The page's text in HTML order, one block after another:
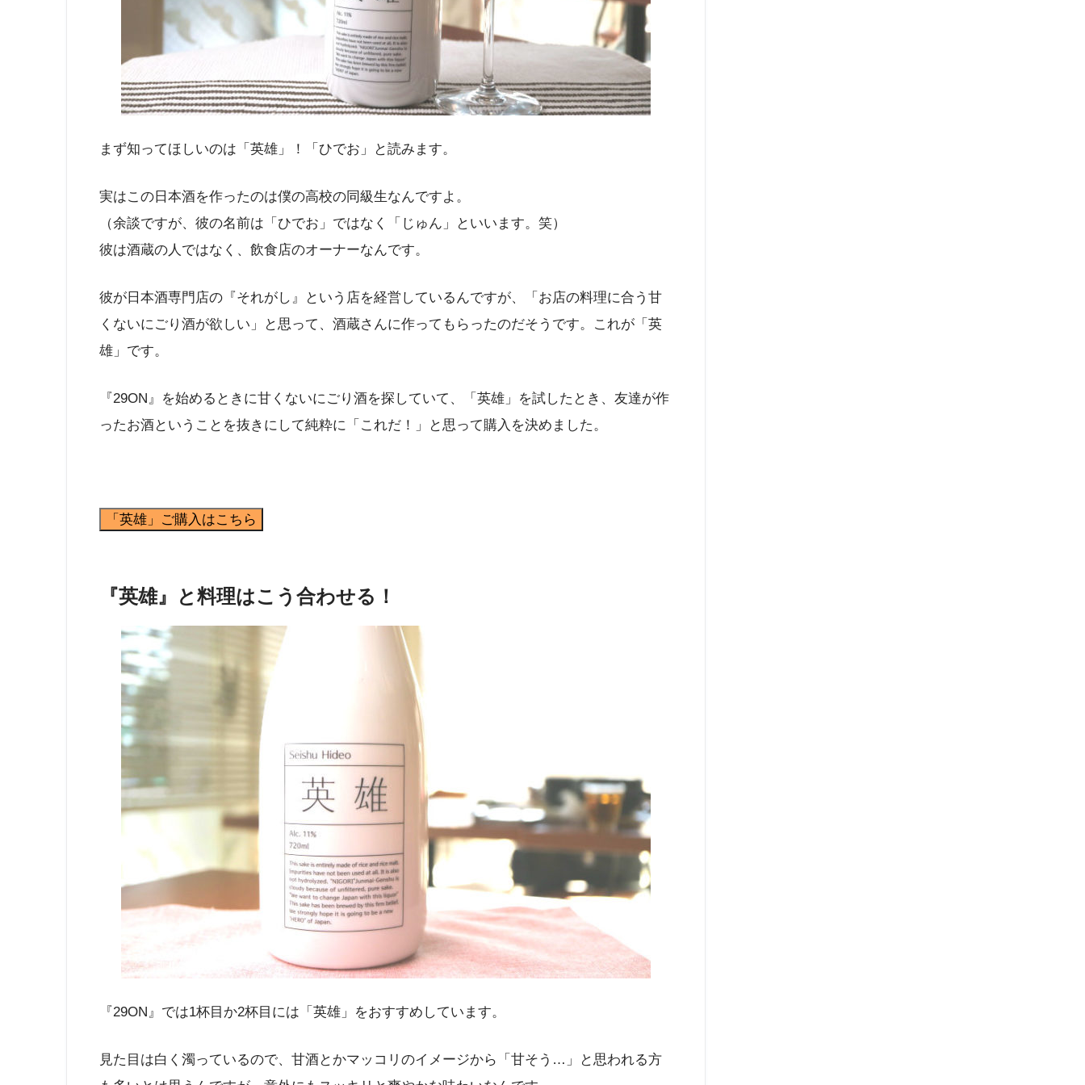
まず知ってほしいのは「英雄」！「ひでお」と読みます。
実はこの日本酒を作ったのは僕の高校の同級生なんですよ。
（余談ですが、彼の名前は「ひでお」ではなく「じゅん」といいます。笑）
彼は酒蔵の人ではなく、飲食店のオーナーなんです。
彼が日本酒専門店の『それがし』という店を経営しているんですが、「お店の料理に合う甘
くないにごり酒が欲しい」と思って、酒蔵さんに作ってもらったのだそうです。これが「英
雄」です。
『29ON』を始めるときに甘くないにごり酒を探していて、「英雄」を試したとき、友達が作
ったお酒ということを抜きにして純粋に「これだ！」と思って購入を決めました。
「英雄」ご購入はこちら
『英雄』と料理はこう合わせる！
『29ON』では1杯目か2杯目には「英雄」をおすすめしています。
見た目は白く濁っているので、甘酒とかマッコリのイメージから「甘そう…」と思われる方